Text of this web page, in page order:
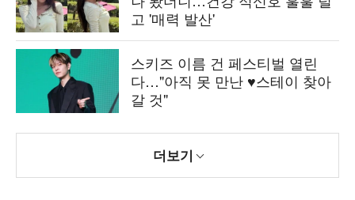
고 '매력 발산'
스키즈 이름 건 페스티벌 열린
다…"아직 못 만난 ♥스테이 찾아
갈 것"
더보기